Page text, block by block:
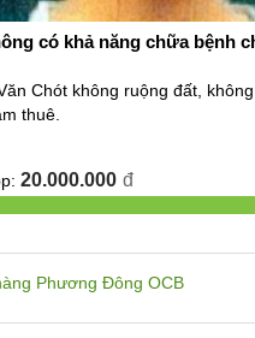
có khả năng chữa bệnh
Chót không ruộng đất,
thuê.
20.000.000 đ
Phương Đông OCB